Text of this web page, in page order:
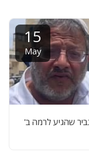
15
May
שהגיע לרמה ב'